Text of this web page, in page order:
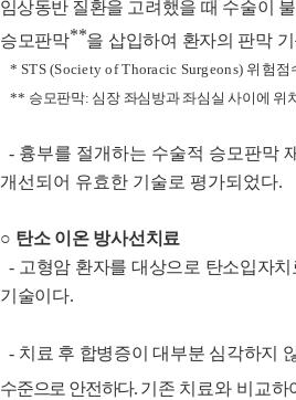
임상동반 질환을 고려했을 때 수술이
승모판막**을 삽입하여 환자의 판막
* STS (Society of Thoracic Surgeons) 위험점
** 승모판막: 심장 좌심방과 좌심실 사이에 위
- 흉부를 절개하는 수술적 승모판막
개선되어 유효한 기술로 평가되었다.
○ 탄소 이온 방사선치료
- 고형암 환자를 대상으로 탄소입자
기술이다.
- 치료 후 합병증이 대부분 심각하지
수준으로 안전하다. 기존 치료와 비교하